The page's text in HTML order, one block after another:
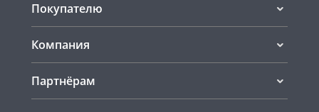
Покупателю
Компания
Партнёрам